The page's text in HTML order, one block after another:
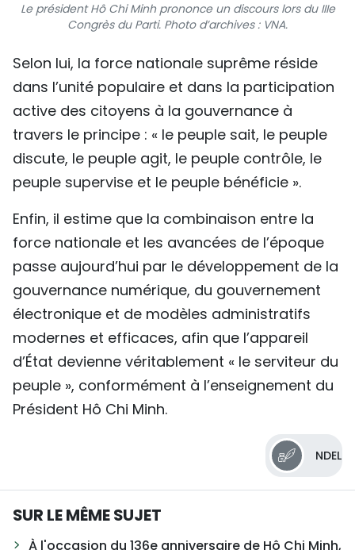
Le président Hô Chi Minh prononce un discours lors du IIIe
Congrès du Parti. Photo d’archives : VNA.
Selon lui, la force nationale suprême réside
dans l’unité populaire et dans la participation
active des citoyens à la gouvernance à
travers le principe : « le peuple sait, le peuple
discute, le peuple agit, le peuple contrôle, le
peuple supervise et le peuple bénéficie ».
Enfin, il estime que la combinaison entre la
force nationale et les avancées de l’époque
passe aujourd’hui par le développement de la
gouvernance numérique, du gouvernement
électronique et de modèles administratifs
modernes et efficaces, afin que l’appareil
d’État devienne véritablement « le serviteur du
peuple », conformément à l’enseignement du
Président Hô Chi Minh.
NDEL
SUR LE MÊME SUJET
À l'occasion du 136e anniversaire de Hô Chi Minh,